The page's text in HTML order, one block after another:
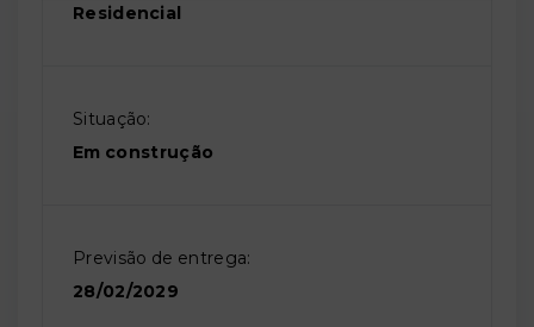
Residencial
Situação:
Em construção
Previsão de entrega:
28/02/2029